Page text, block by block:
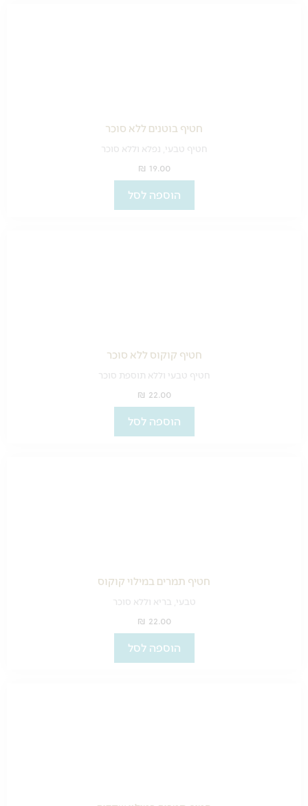
חטיף בוטנים ללא סוכר
חטיף טבעי, נפלא וללא סוכר
₪ 19.00
הוספה לסל
חטיף קוקוס ללא סוכר
חטיף טבעי וללא תוספת סוכר
₪ 22.00
הוספה לסל
חטיף תמרים במילוי קוקוס
טבעי, בריא וללא סוכר
₪ 22.00
הוספה לסל